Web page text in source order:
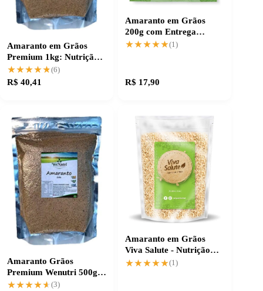
Amaranto em Grãos
Premium 1kg: Nutrição
Que Transforma
★★★★★
★★★★★ (6)
R$ 40,41
Amaranto em Grãos
200g com Entrega
Prática e Rápida
★★★★★
★★★★★(1)
R$ 17,90
Amaranto Grãos
Premium Wenutri 500g:
Nutrição de verdade
★★★★★
★★★★★ (3)
Amaranto em Grãos
Viva Salute - Nutrição
completa para suas
★★★★★
★★★★★(1)